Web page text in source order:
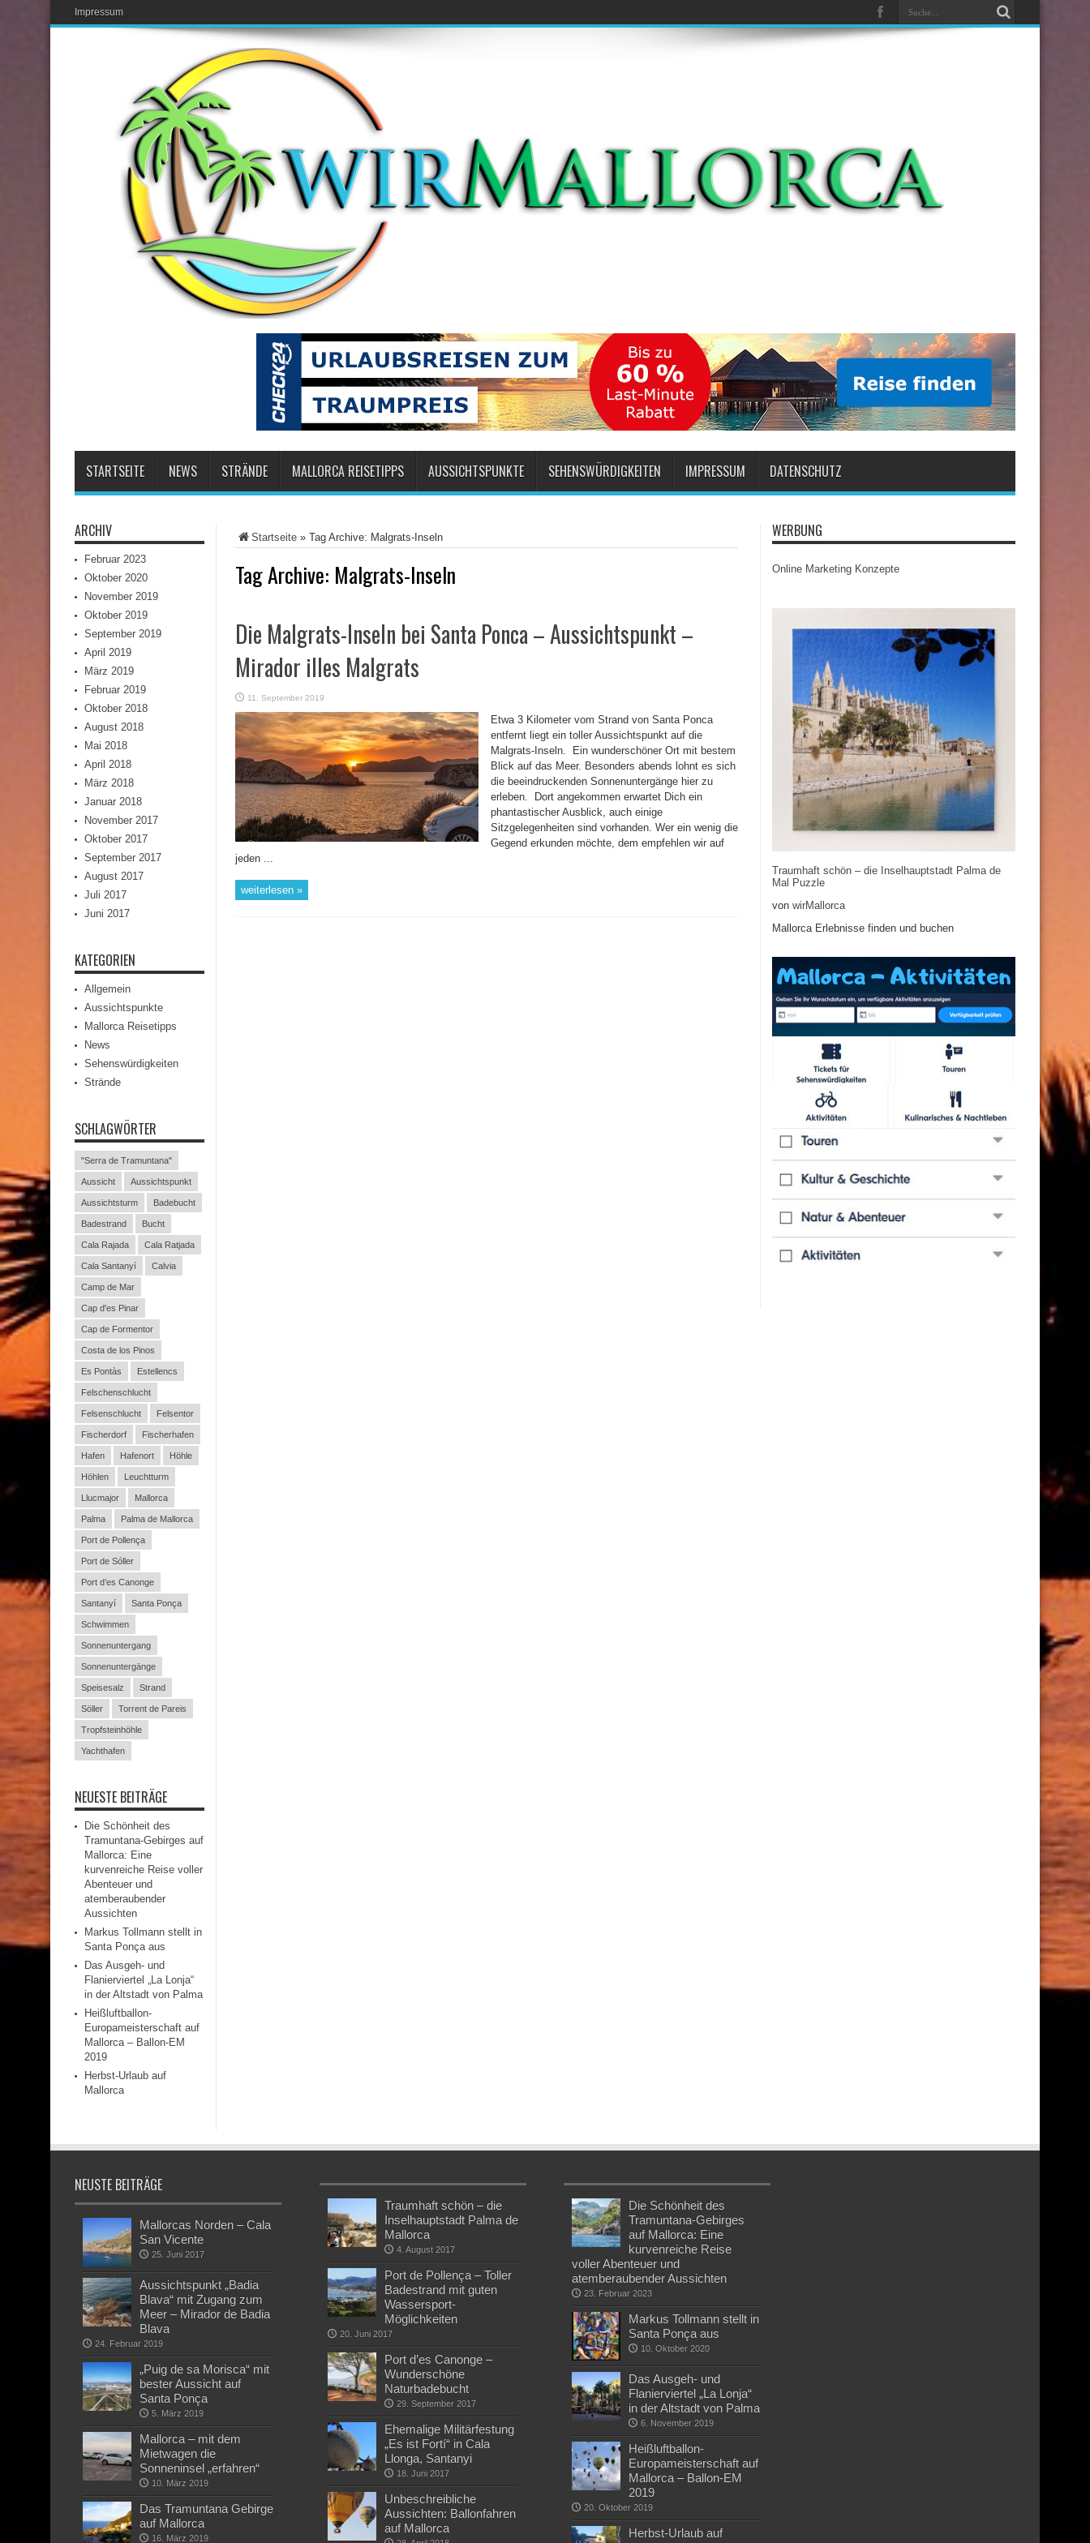
Impressum
STARTSEITE NEWS STRÄNDE MALLORCA REISETIPPS AUSSICHTSPUNKTE SEHENSWÜRDIGKEITEN IMPRESSUM DATENSCHUTZ
Startseite » Tag Archive: Malgrats-Inseln
Tag Archive: Malgrats-Inseln
Die Malgrats-Inseln bei Santa Ponca – Aussichtspunkt –
Mirador illes Malgrats
11. September 2019
Etwa 3 Kilometer vom Strand von Santa Ponca
entfernt liegt ein toller Aussichtspunkt auf die
Malgrats-Inseln. Ein wunderschöner Ort mit bestem
Blick auf das Meer. Besonders abends lohnt es sich
die beeindruckenden Sonnenuntergänge hier zu
erleben. Dort angekommen erwartet Dich ein
phantastischer Ausblick, auch einige
Sitzgelegenheiten sind vorhanden. Wer ein wenig die
Gegend erkunden möchte, dem empfehlen wir auf
jeden ...
weiterlesen »
ARCHIV
Februar 2023
Oktober 2020
November 2019
Oktober 2019
September 2019
April 2019
März 2019
Februar 2019
Oktober 2018
August 2018
Mai 2018
April 2018
März 2018
Januar 2018
November 2017
Oktober 2017
September 2017
August 2017
Juli 2017
Juni 2017
KATEGORIEN
Allgemein
Aussichtspunkte
Mallorca Reisetipps
News
Sehenswürdigkeiten
Strände
SCHLAGWÖRTER
"Serra de Tramuntana"
Aussicht Aussichtspunkt
Aussichtsturm Badebucht
Badestrand Bucht
Cala Rajada Cala Ratjada
Cala Santanyí Calvia
Camp de Mar
Cap d'es Pinar
Cap de Formentor
Costa de los Pinos
Es Pontàs Estellencs
Felschenschlucht
Felsenschlucht Felsentor
Fischerdorf Fischerhafen
Hafen Hafenort Höhle
Höhlen Leuchtturm
Llucmajor Mallorca
Palma Palma de Mallorca
Port de Pollença
Port de Sóller
Port d’es Canonge
Santanyí Santa Ponça
Schwimmen
Sonnenuntergang
Sonnenuntergänge
Speisesalz Strand
Söller Torrent de Pareis
Tropfsteinhöhle
Yachthafen
NEUESTE BEITRÄGE
Die Schönheit des
Tramuntana-Gebirges auf
Mallorca: Eine
kurvenreiche Reise voller
Abenteuer und
atemberaubender
Aussichten
Markus Tollmann stellt in
Santa Ponça aus
Das Ausgeh- und
Flanierviertel „La Lonja“
in der Altstadt von Palma
Heißluftballon-
Europameisterschaft auf
Mallorca – Ballon-EM
2019
Herbst-Urlaub auf
Mallorca
WERBUNG
Online Marketing Konzepte
Traumhaft schön – die Inselhauptstadt Palma de
Mal Puzzle
von wirMallorca
Mallorca Erlebnisse finden und buchen
NEUSTE BEITRÄGE
Mallorcas Norden – Cala
San Vicente
25. Juni 2017
Aussichtspunkt „Badia
Blava“ mit Zugang zum
Meer – Mirador de Badia
Blava
24. Februar 2019
„Puig de sa Morisca“ mit
bester Aussicht auf
Santa Ponça
5. März 2019
Mallorca – mit dem
Mietwagen die
Sonneninsel „erfahren“
10. März 2019
Das Tramuntana Gebirge
auf Mallorca
16. März 2019
Traumhaft schön – die
Inselhauptstadt Palma de
Mallorca
4. August 2017
Port de Pollença – Toller
Badestrand mit guten
Wassersport-
Möglichkeiten
20. Juni 2017
Port d’es Canonge –
Wunderschöne
Naturbadebucht
29. September 2017
Ehemalige Militärfestung
„Es ist Fortí“ in Cala
Llonga, Santanyi
18. Juni 2017
Unbeschreibliche
Aussichten: Ballonfahren
auf Mallorca
Die Schönheit des
Tramuntana-Gebirges
auf Mallorca: Eine
kurvenreiche Reise
voller Abenteuer und
atemberaubender Aussichten
23. Februar 2023
Markus Tollmann stellt in
Santa Ponça aus
10. Oktober 2020
Das Ausgeh- und
Flanierviertel „La Lonja“
in der Altstadt von Palma
6. November 2019
Heißluftballon-
Europameisterschaft auf
Mallorca – Ballon-EM
2019
20. Oktober 2019
Herbst-Urlaub auf